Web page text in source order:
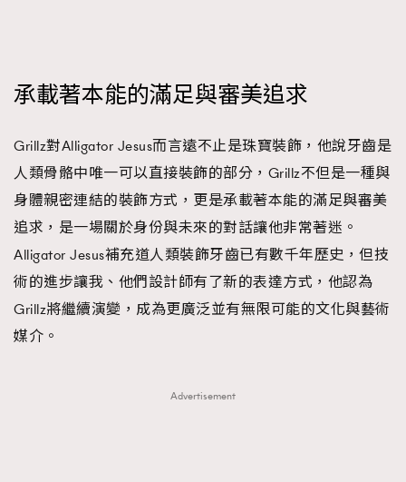
承載著本能的滿足與審美追求
Grillz對Alligator Jesus而言遠不止是珠寶裝飾，他說牙齒是
人類骨骼中唯一可以直接裝飾的部分，Grillz不但是一種與
身體親密連結的裝飾方式，更是承載著本能的滿足與審美
追求，是一場關於身份與未來的對話讓他非常著迷。
Alligator Jesus補充道人類裝飾牙齒已有數千年歷史，但技
術的進步讓我、他們設計師有了新的表達方式，他認為
Grillz將繼續演變，成為更廣泛並有無限可能的文化與藝術
媒介。
Advertisement